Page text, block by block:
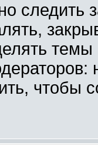
следить
чтобы